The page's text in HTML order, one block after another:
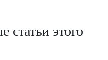
статьи этого